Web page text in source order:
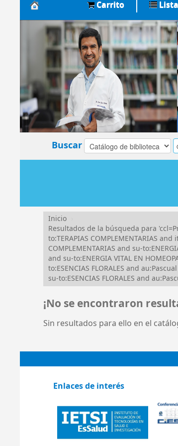
Biblioteca
Central
EsSalud
Carrito
Buscar
Inicio
Resultados de la búsqueda para
to:TERAPIAS COMPLEMENTARIAS
COMPLEMENTARIAS and su-
and su-to:ENERGIA VITAL EN
to:ESENCIAS FLORALES and
su-to:ESENCIAS FLORALES and
¡No se encontraron
Sin resultados para ello en el
Enlaces de interés